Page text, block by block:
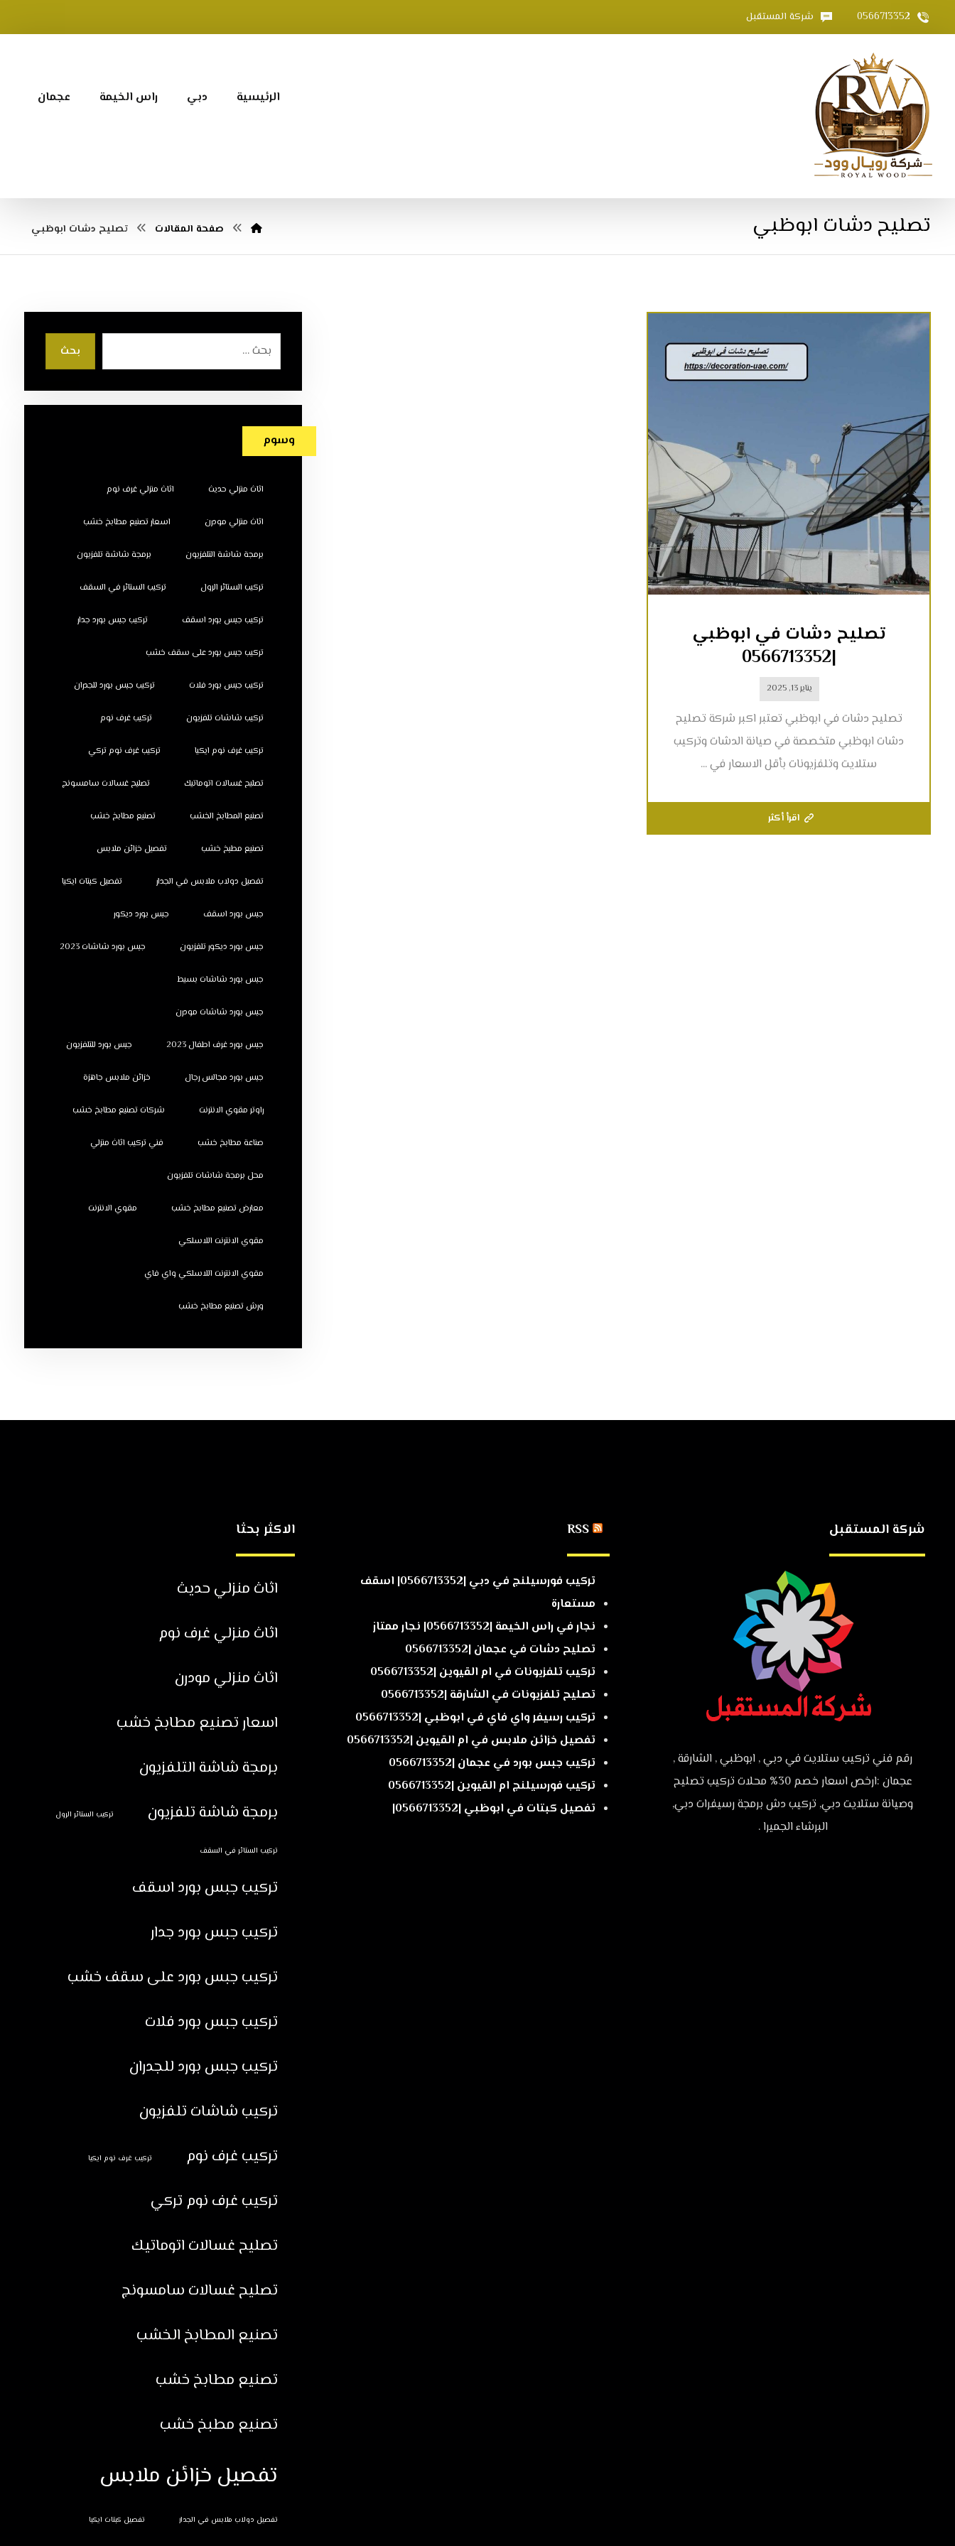
0566713352 شركة المستقبل
الرئيسية دبي راس الخيمة عجمان
تصليح دشات ابوظبي صفحة المقالات تصليح دشات ابوظبي
تصليح دشات في ابوظبي
|0566713352
يناير 13, 2025
تصليح دشات في ابوظبي تعتبر اكبر شركة تصليح
دشات ابوظبي متخصصة في صيانة الدشات وتركيب
ستلايت وتلفزيونات بأقل الاسعار في ...
اقرأ أكثر
بحث
وسوم
اثاث منزلي حديث اثاث منزلي غرف نوم
اثاث منزلي مودرن اسعار تصنيع مطابخ خشب
برمجة شاشة التلفزيون برمجة شاشة تلفزيون
تركيب الستائر الرول تركيب الستائر في السقف
تركيب جبس بورد اسقف تركيب جبس بورد جدار
تركيب جبس بورد على سقف خشب
تركيب جبس بورد فلات تركيب جبس بورد للجدران
تركيب شاشات تلفزيون تركيب غرف نوم
تركيب غرف نوم ايكيا تركيب غرف نوم تركي
تصليح غسالات اتوماتيك تصليح غسالات سامسونج
تصنيع المطابخ الخشب تصنيع مطابخ خشب
تصنيع مطبخ خشب تفصيل خزائن ملابس
تفصيل دولاب ملابس في الجدار تفصيل كبتات ايكيا
جبس بورد اسقف جبس بورد ديكور
جبس بورد ديكور تلفزيون جبس بورد شاشات 2023
جبس بورد شاشات بسيط
جبس بورد شاشات مودرن
جبس بورد غرف اطفال 2023 جبس بورد للتلفزيون
جبس بورد مجالس رجال خزائن ملابس جاهزة
راوتر مقوي الانترنت شركات تصنيع مطابخ خشب
صناعة مطابخ خشب فني تركيب اثاث منزلي
محل برمجة شاشات تلفزيون
معارض تصنيع مطابخ خشب مقوي الانترنت
مقوي الانترنت اللاسلكي
مقوي الانترنت اللاسلكي واي فاي
ورش تصنيع مطابخ خشب
شركة المستقبل
رقم فني تركيب ستلايت في دبي , ابوظبي , الشارقة ,
عجمان :ارخص اسعار خصم 30% محلات تركيب تصليح
وصيانة ستلايت دبي, تركيب دش برمجة رسيفرات دبي,
البرشاء الجميرا .
RSS
تركيب فورسيلنج في دبي |0566713352| اسقف
مستعارة
نجار في راس الخيمة |0566713352| نجار ممتاز
تصليح دشات في عجمان |0566713352
تركيب تلفزيونات في ام القيوين |0566713352
تصليح تلفزيونات في الشارقة |0566713352
تركيب رسيفر واي فاي في ابوظبي |0566713352
تفصيل خزائن ملابس في ام القيوين |0566713352
تركيب جبس بورد في عجمان |0566713352
تركيب فورسيلنج ام القيوين |0566713352
تفصيل كبتات في ابوظبي |0566713352|
الاكثر بحثا
اثاث منزلي حديث
اثاث منزلي غرف نوم
اثاث منزلي مودرن
اسعار تصنيع مطابخ خشب
برمجة شاشة التلفزيون
برمجة شاشة تلفزيون
تركيب الستائر الرول
تركيب الستائر في السقف
تركيب جبس بورد اسقف
تركيب جبس بورد جدار
تركيب جبس بورد على سقف خشب
تركيب جبس بورد فلات
تركيب جبس بورد للجدران
تركيب شاشات تلفزيون
تركيب غرف نوم
تركيب غرف نوم ايكيا
تركيب غرف نوم تركي
تصليح غسالات اتوماتيك
تصليح غسالات سامسونج
تصنيع المطابخ الخشب
تصنيع مطابخ خشب
تصنيع مطبخ خشب
تفصيل خزائن ملابس
تفصيل دولاب ملابس في الجدار تفصيل كبتات ايكيا